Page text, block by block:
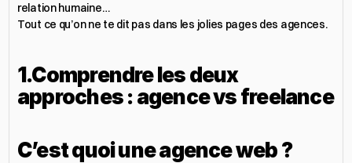
relation humaine…
Tout ce qu’on ne te dit pas dans les jolies pages des agences.
1.Comprendre les deux
approches : agence vs freelance
C’est quoi une agence web ?